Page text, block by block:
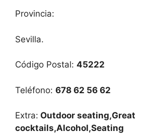
Provincia:
Sevilla.
Código Postal: 45222
Teléfono: 678 62 56 62
Extra: Outdoor seating,Great
cocktails,Alcohol,Seating